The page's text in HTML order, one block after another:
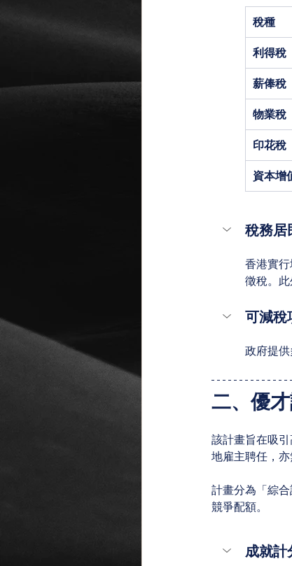
稅種
利得稅
薪俸稅
物業稅
印花稅
資本增
稅務居
香港實
徵稅。
可減稅
政府提
二、優
該計畫旨在吸
地雇主聘任，亦
計畫分為「綜
競爭配額。
成就計